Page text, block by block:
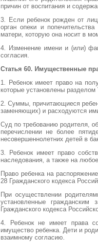
причин от воспитания и
3. Если ребенок рожден от
орган опеки и
матери, которую она носит в
4. Изменение имени и (или)
согласия.
Статья 60. Имущественные
1. Ребенок имеет право на
которые установлены
2. Суммы, причитающиеся
заменяющих) и расходуются
Суд по требованию родителя,
перечислении не более
несовершеннолетних детей в
3. Ребенок имеет право
наследования, а также на
Право ребенка на
28 Гражданского кодекса
При осуществлении
установленные гражданским
Гражданского кодекса
4. Ребенок не имеет права
имущество ребенка. Дети и
взаимному согласию.